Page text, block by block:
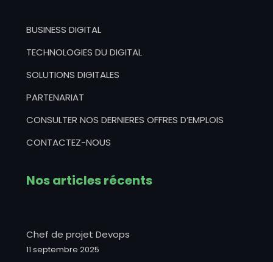
BUSINESS DIGITAL
TECHNOLOGIES DU DIGITAL
SOLUTIONS DIGITALES
PARTENARIAT
CONSULTER NOS DERNIERES OFFRES D’EMPLOIS
CONTACTEZ-NOUS
Nos articles récents
Chef de projet Devops
11 septembre 2025